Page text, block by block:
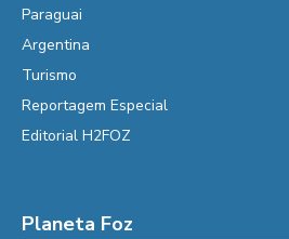
Paraguai
Argentina
Turismo
Reportagem Especial
Editorial H2FOZ
Planeta Foz